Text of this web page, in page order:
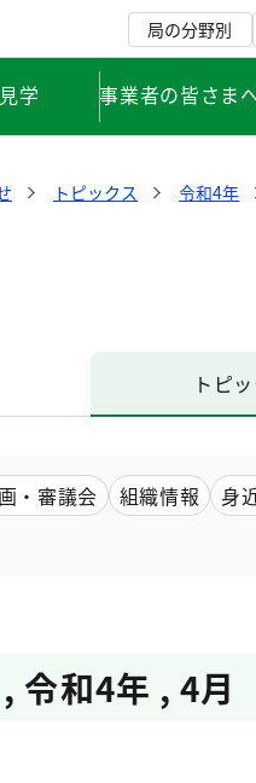
局の分野別
学 事業者の皆さま
トピックス 令和4年
トピ
・審議会 組織情報 身
, 令和4年 ,4月